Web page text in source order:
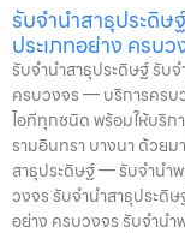
รับจำนำสาธุประดิษ
ประเภทอย่าง ครบว
รับจำนำสาธุประดิษฐ์ รับ
ครบวงจร — บริการครบ
ไอทีทุกชนิด พร้อมให้บริก
รามอินทรา บางนา ด้วยม
สาธุประดิษฐ์ — รับจำนำ
วงจร รับจำนำสาธุประดิ
อย่าง ครบวงจร รับจำน